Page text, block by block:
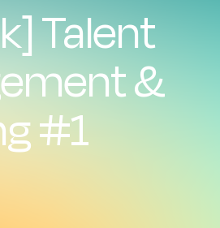
Talent
&
#1